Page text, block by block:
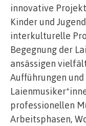
innovative
Kinder und
interkulturelle
Begegnung der
ansässigen
Aufführungen
professionellen
Arbeitsphasen,